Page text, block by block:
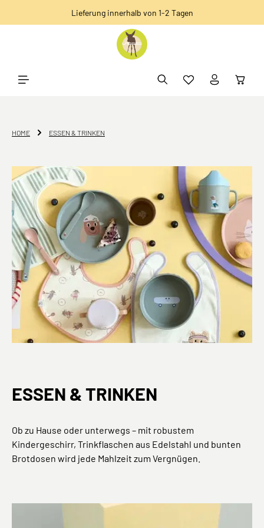
Lieferung innerhalb von 1-2 Tagen
HOME ESSEN & TRINKEN
ESSEN & TRINKEN
Ob zu Hause oder unterwegs – mit robustem
Kindergeschirr, Trinkflaschen aus Edelstahl und bunten
Brotdosen wird jede Mahlzeit zum Vergnügen.